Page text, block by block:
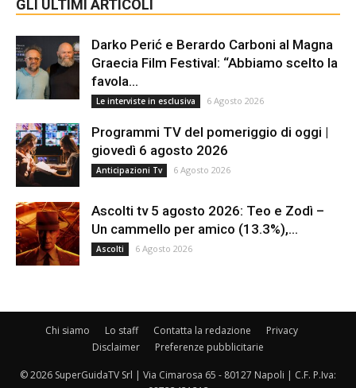
GLI ULTIMI ARTICOLI
Darko Perić e Berardo Carboni al Magna
Graecia Film Festival: “Abbiamo scelto la
favola...
Le interviste in esclusiva 6 Agosto 2026
Programmi TV del pomeriggio di oggi |
giovedì 6 agosto 2026
Anticipazioni Tv 6 Agosto 2026
Ascolti tv 5 agosto 2026: Teo e Zodì –
Un cammello per amico (13.3%),...
Ascolti 6 Agosto 2026
Chi siamo Lo staff Contatta la redazione
Privacy
Disclaimer
Preferenze pubblicitarie
© 2026 SuperGuidaTV Srl | Via Cimarosa 65 - 80127 Napoli | C.F. P.Iva: